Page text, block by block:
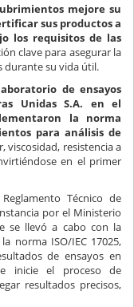
mejore su
sus productos a
los requisitos de las
clave para asegurar la
durante su vida útil.
de ensayos
Unidas S.A. en el
la norma
para análisis de
viscosidad, resistencia a
en el primer
Técnico de
por el Ministerio
se llevó a cabo con la
norma ISO/IEC 17025,
de ensayos en
inicie el proceso de
resultados precisos,